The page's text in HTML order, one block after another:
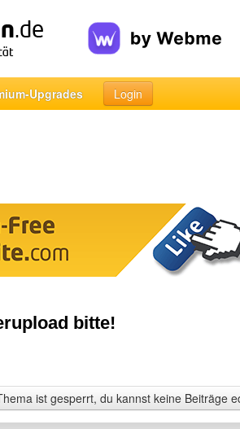
Upgrades Login
bitte!
ist gesperrt, du kannst keine Beiträge